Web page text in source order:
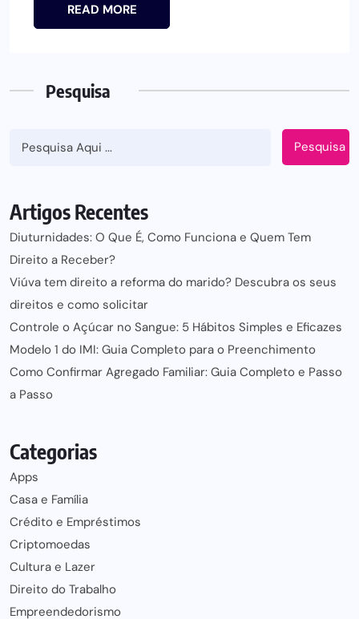
READ MORE
Pesquisa
Pesquisa
Artigos Recentes
Diuturnidades: O Que É, Como Funciona e Quem Tem
Direito a Receber?
Viúva tem direito a reforma do marido? Descubra os seus
direitos e como solicitar
Controle o Açúcar no Sangue: 5 Hábitos Simples e Eficazes
Modelo 1 do IMI: Guia Completo para o Preenchimento
Como Confirmar Agregado Familiar: Guia Completo e Passo
a Passo
Categorias
Apps
Casa e Família
Crédito e Empréstimos
Criptomoedas
Cultura e Lazer
Direito do Trabalho
Empreendedorismo